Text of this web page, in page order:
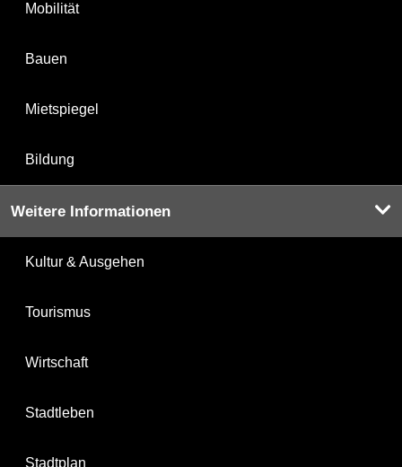
Mobilität
Bauen
Mietspiegel
Bildung
Weitere Informationen
Kultur & Ausgehen
Tourismus
Wirtschaft
Stadtleben
Stadtplan